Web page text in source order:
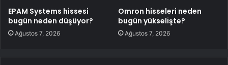
EPAM Systems hissesi
bugün neden düşüyor?
Ağustos 7, 2026
Omron hisseleri neden
bugün yükselişte?
Ağustos 7, 2026